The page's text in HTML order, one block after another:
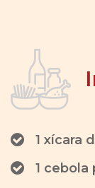
1 xícara
1 cebola